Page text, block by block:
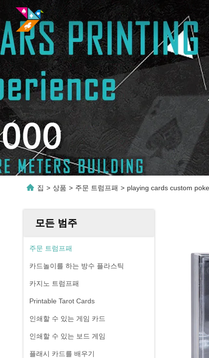
집 > 상품 > 주문 트럼프패 > playing cards custom
모든 범주
주문 트럼프패
카드놀이를 하는 방수 플라스틱
카지노 트럼프패
Printable Tarot Cards
인쇄할 수 있는 게임 카드
인쇄할 수 있는 보드 게임
플래시 카드를 배우기